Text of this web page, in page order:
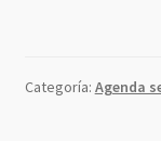
Categoría: Agenda